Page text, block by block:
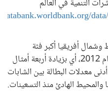
التنمية في العالم
databank.worldbank.org/
أفريقيا أكبر فئة
محرومة: 45 في المائة عاطلات عام 2012، أي بزيادة أربعة أمثال
معدلات البطالة بين الشابات
الهادئ منذ التسعينات.